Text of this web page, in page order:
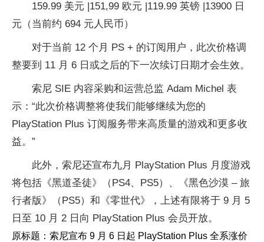
159.99 美元 |151,99 欧元 |119.99 英镑 |13900 日
元（当前约 694 元人民币）
对于当前 12 个月 PS + 的订阅用户，此次价格调
整要到 11 月 6 日或之后的下一次续订日期才会生效。
索尼 SIE 内容采购和运营总监 Adam Michel 表
示：“此次价格调整将使我们能够继续为您的
PlayStation Plus 订阅服务带来高质量的游戏和更多收
益。”
此外，索尼还宣布九月 PlayStation Plus 月度游戏
将包括《黑道圣徒》（PS4、PS5）、《黑色沙漠 – 旅
行者版》（PS5）和《零世代》，上述有限将于 9 月 5
日至 10 月 2 日向 PlayStation Plus 会员开放。
原标题：索尼宣布 9 月 6 日起 PlayStation Plus 全系涨价